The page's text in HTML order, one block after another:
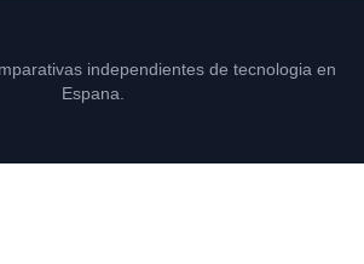
independientes de tecnologia en
Espana.